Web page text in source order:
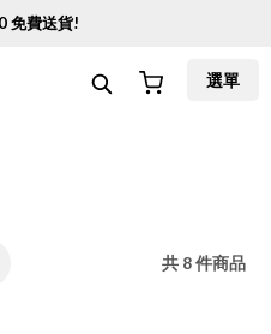
免費送貨!
選單
共 8件商品